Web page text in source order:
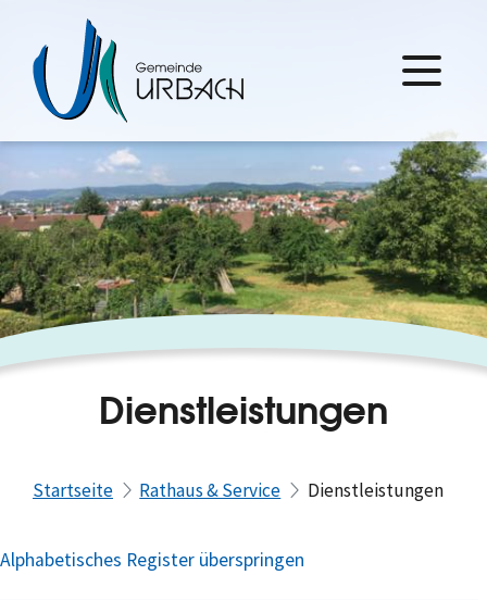
Dienstleistungen
Startseite Rathaus & Service Dienstleistungen
Alphabetisches Register überspringen